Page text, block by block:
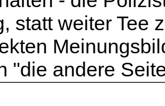
statt weiter Tee
"die andere